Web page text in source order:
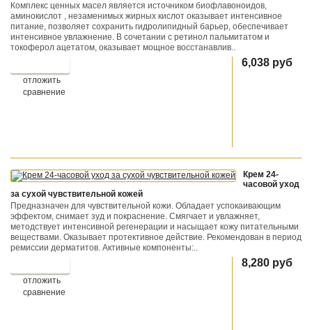
Комплекс ценных масел является источником биофлавоноидов,
aминокислот , незаменимых жирных кислот оказывает интенсивное
питание, позволяет сохранить гидролипидный барьер, обеспечивает
интенсивное увлажнение. В сочетании с ретинол пальмитатом и
токоферол ацетатом, оказывает мощное восстанавлив..
6,038 руб
отложить
сравнение
Крем 24-
часовой уход
за сухой чувствительной кожей
Предназначен для чувствительной кожи. Обладает успокаивающим
эффектом, снимает зуд и покраснение. Смягчает и увлажняет,
методствует интенсивной регенерации и насыщает кожу питательными
веществами. Оказывает протективное действие. Рекомендован в период
ремиссии дерматитов. Активные компоненты:..
8,280 руб
отложить
сравнение